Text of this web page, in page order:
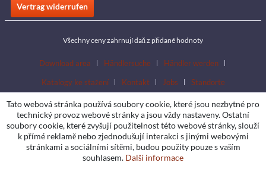
Vertrag widerrufen
Všechny ceny zahrnují daň z přidané hodnoty
Download area Händlersuche
Händler werden
Katalogy ke stažení
Kontakt Jobs Standorte
Tato webová stránka používá soubory cookie, které jsou nezbytné pro
technický provoz webové stránky a jsou vždy nastaveny. Ostatní
soubory cookie, které zvyšují použitelnost této webové stránky, slouží
k přímé reklamě nebo zjednodušují interakci s jinými webovými
stránkami a sociálními sítěmi, budou použity pouze s vaším
souhlasem. Další informace